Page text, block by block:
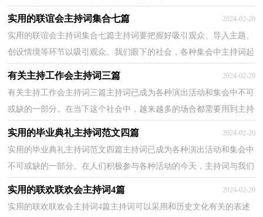
持词是一个让许多人都头痛的问题，以下是小编为大...
实用的联谊会主持词集合七篇 2024-02-20
实用的联谊会主持词集合七篇主持词要把握好吸引观众、导入主题、
创设情境等环节以吸引观众。我们眼下的社会，各种集会中主持词起
到的作用越来越大，你知道写主持词需要注意哪些...
有关主持工作会主持词三篇 2024-02-20
有关主持工作会主持词三篇主持词已成为各种演出活动和集会中不可
或缺的一部分。在当下这个社会中，越来越多的场合都需要用到主持
人，那么如何把主持词做到重点主题呢？下面是小编...
实用的毕业典礼主持词范文四篇 2024-02-20
实用的毕业典礼主持词范文四篇主持词已成为各种演出活动和集会中
不可或缺的一部分。在人们积极参与各种活动的今天，主持词与我们
不再陌生，那么如何把主持词做到重点主题呢？以下...
实用的联欢联欢会主持词4篇 2024-02-20
实用的联欢联欢会主持词4篇主持词可以采用和历史文化有关的表述